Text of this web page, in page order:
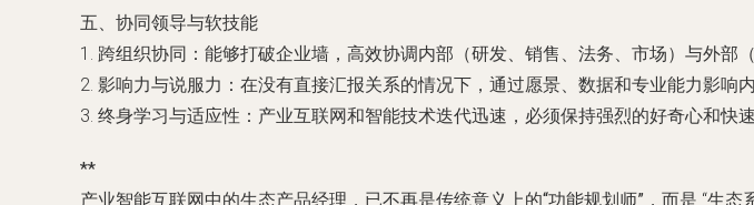
五、协同领导与软技能
1. 跨组织协同 ：能够打破企业墙，高效协调内部（研发、销售、法务、市场）与外部
2. 影响力与说服力 ：在没有直接汇报关系的情况下，通过愿景、数据和专业能力影响
3. 终身学习与适应性 ：产业互联网和智能技术迭代迅速，必须保持强烈的好奇心和快
**
产业智能互联网中的生态产品经理，已不再是传统意义上的“功能规划师”，而是 “生态